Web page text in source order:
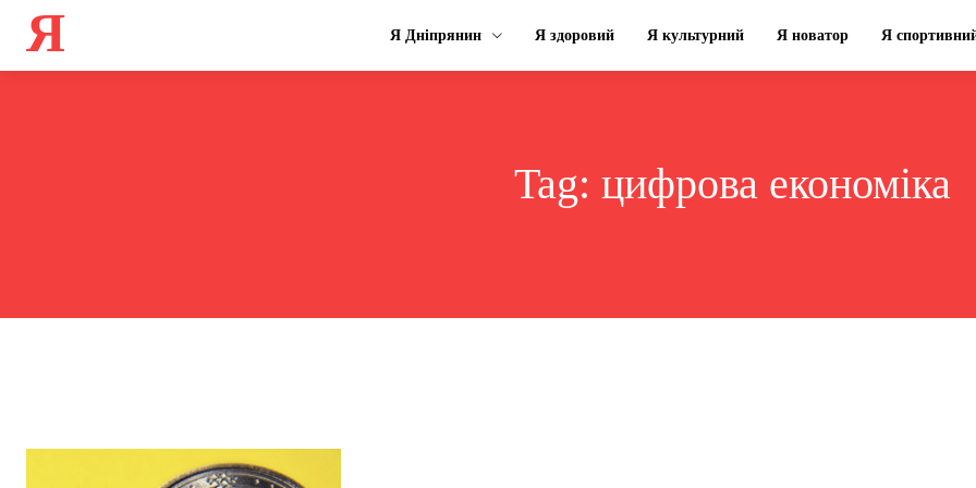
Я Я Дніпрянин Я здоровий Я культурний Я новатор Я
Tag: цифрова економіка